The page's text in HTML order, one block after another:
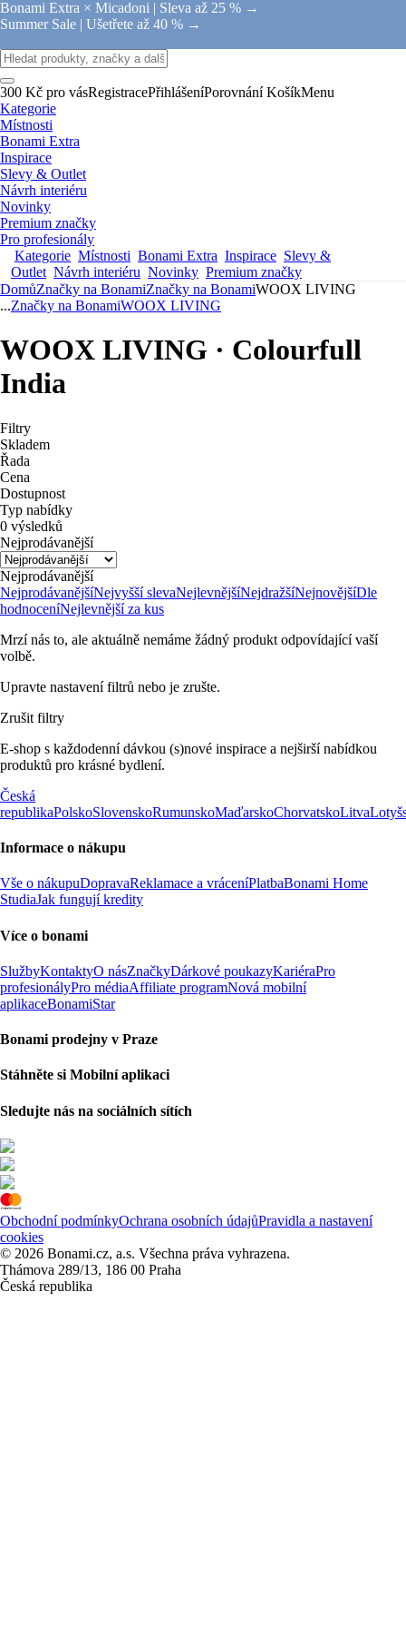
Bonami Extra × Micadoni | Sleva až 25 % →
Summer Sale | Ušetřete až 40 % →
300 Kč pro vásRegistracePřihlášeníPorovnání KošíkMenu
Kategorie
Místnosti
Bonami Extra
Inspirace
Slevy & Outlet
Návrh interiéru
Novinky
Premium značky
Pro profesionály
Kategorie Místnosti Bonami Extra Inspirace Slevy &
Outlet Návrh interiéru Novinky Premium značky
DomůZnačky na BonamiZnačky na BonamiWOOX LIVING
...Značky na BonamiWOOX LIVING
WOOX LIVING · Colourfull
India
Filtry
Skladem
Řada
Cena
Dostupnost
Typ nabídky
0 výsledků
Nejprodávanější
Nejprodávanější
NejprodávanějšíNejvyšší slevaNejlevnějšíNejdražšíNejnovějšíDle
hodnoceníNejlevnější za kus
Mrzí nás to, ale aktuálně nemáme žádný produkt odpovídající vaší
volbě.
Upravte nastavení filtrů nebo je zrušte.
Zrušit filtry
E-shop s každodenní dávkou (s)nové inspirace a nejširší nabídkou
produktů pro krásné bydlení.
Česká
republikaPolskoSlovenskoRumunskoMaďarskoChorvatskoLitva
Informace o nákupu
Vše o nákupuDopravaReklamace a vráceníPlatbaBonami Home
StudiaJak fungují kredity
Více o bonami
SlužbyKontaktyO násZnačkyDárkové poukazyKariéraPro
profesionályPro médiaAffiliate programNová mobilní
aplikaceBonamiStar
Bonami prodejny v Praze
Stáhněte si Mobilní aplikaci
Sledujte nás na sociálních sítích
Obchodní podmínkyOchrana osobních údajůPravidla a nastavení
cookies
© 2026 Bonami.cz, a.s. Všechna práva vyhrazena.
Thámova 289/13, 186 00 Praha
Česká republika